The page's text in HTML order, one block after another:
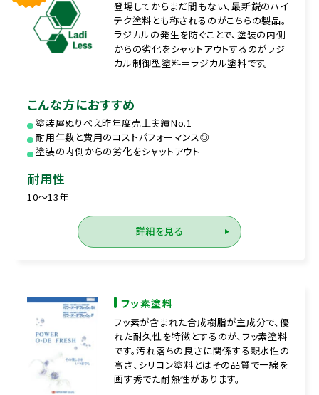
登場してからまだ間もない、最新鋭のハイ
テク塗料とも称されるのがこちらの製品。
ラジカルの発生を防ぐことで、塗装の内側
からの劣化をシャットアウトするのがラジ
カル制御型塗料＝ラジカル塗料です。
こんな方におすすめ
塗装屋ぬりべえ昨年度売上実績No.1
耐用年数と費用のコストパフォーマンス◎
塗装の内側からの劣化をシャットアウト
耐用性
10～13年
詳細を見る
フッ素塗料
フッ素が含まれた合成樹脂が主成分で、優
れた耐久性を特徴とするのが、フッ素塗料
です。汚れ落ちの良さに関係する親水性の
高さ、シリコン塗料とはその品質で一線を
画す秀でた耐熱性があります。